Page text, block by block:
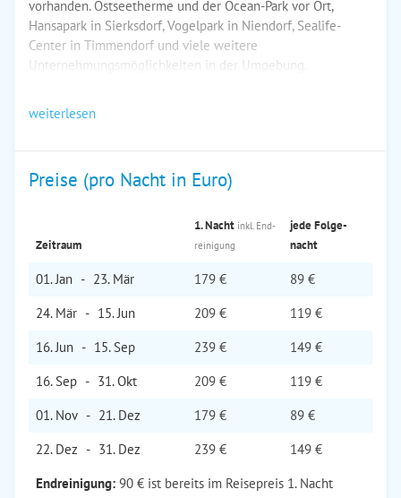
vorhanden. Ostseetherme und der Ocean-Park vor Ort,
Hansapark in Sierksdorf, Vogelpark in Niendorf, Sealife-
Center in Timmendorf und viele weitere
Unternehmungsmöglichkeiten in der Umgebung.
weiterlesen
Preise (pro Nacht in Euro)
Zeitraum
1. Nacht inkl. End­
reinigung
jede Folge­
nacht
01. Jan - 23. Mär 179 €
89 €
24. Mär - 15. Jun 209 €
119 €
16. Jun - 15. Sep 239 €
149 €
16. Sep - 31. Okt 209 €
119 €
01. Nov - 21. Dez 179 €
89 €
22. Dez - 31. Dez 239 €
149 €
Endreinigung: 90 € ist bereits im Reisepreis 1. Nacht